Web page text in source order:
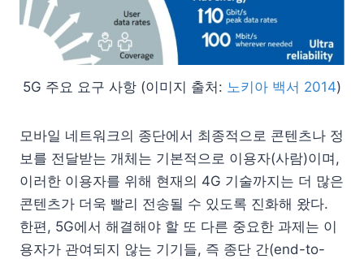
5G 주요 요구 사항 (이미지 출처: 노키아 백서 2014)
모바일 네트워크의 종단에서 최종적으로 콘텐츠나 정
보를 전달받는 개체는 기본적으로 이용자(사람)이며,
이러한 이용자를 위해 현재의 4G 기술까지는 더 많은
콘텐츠가 더욱 빨리 전송될 수 있도록 진화해 왔다.
한편, 5G에서 해결해야 할 또 다른 중요한 과제는 이
용자가 관여되지 않는 기기들, 즉 종단 간(end-to-